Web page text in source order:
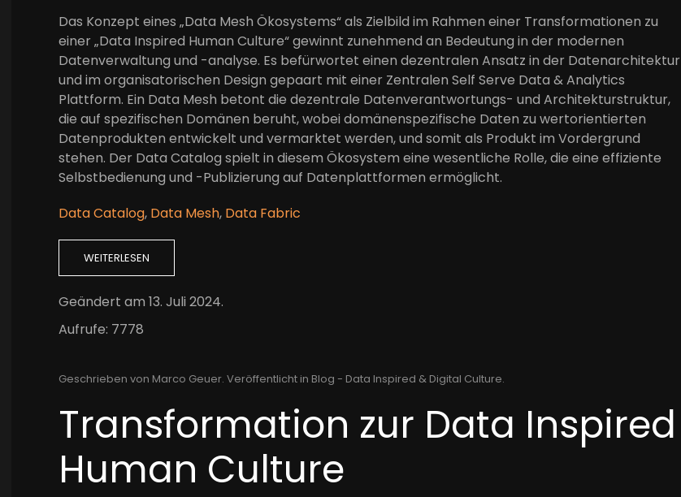
Das Konzept eines „Data Mesh Ökosystems“ als Zielbild im Rahmen einer Transformationen zu
einer „Data Inspired Human Culture“ gewinnt zunehmend an Bedeutung in der modernen
Datenverwaltung und -analyse. Es befürwortet einen dezentralen Ansatz in der Datenarchitektur
und im organisatorischen Design gepaart mit einer Zentralen Self Serve Data & Analytics
Plattform. Ein Data Mesh betont die dezentrale Datenverantwortungs- und Architekturstruktur,
die auf spezifischen Domänen beruht, wobei domänenspezifische Daten zu wertorientierten
Datenprodukten entwickelt und vermarktet werden, und somit als Produkt im Vordergrund
stehen. Der Data Catalog spielt in diesem Ökosystem eine wesentliche Rolle, die eine effiziente
Selbstbedienung und -Publizierung auf Datenplattformen ermöglicht.
Data Catalog, Data Mesh, Data Fabric
WEITERLESEN
Geändert am 13. Juli 2024.
Aufrufe: 7778
Geschrieben von Marco Geuer. Veröffentlicht in Blog - Data Inspired & Digital Culture.
Transformation zur Data Inspired
Human Culture